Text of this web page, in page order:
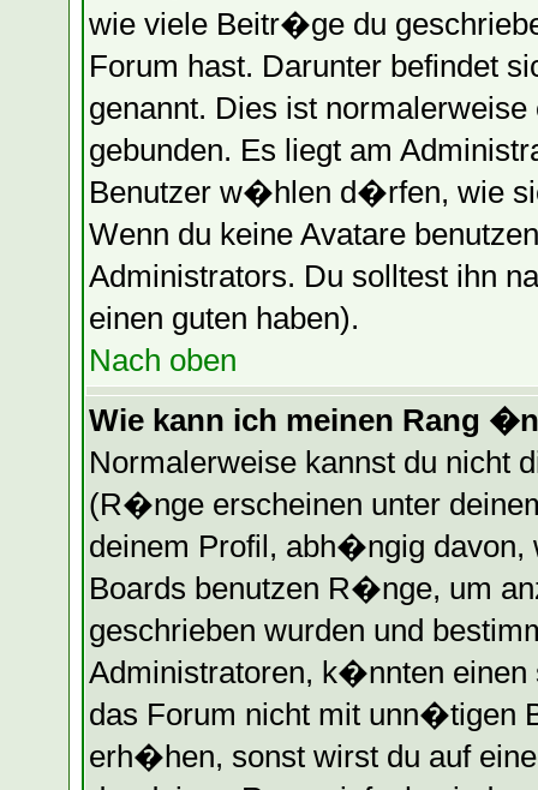
wie viele Beitr�ge du
Forum hast. Darunter befindet
genannt. Dies ist
gebunden. Es liegt am
Benutzer w�hlen d�rfen, wie
Wenn du keine Avatare
Administrators. Du solltest ihn
einen guten haben).
Nach oben
Wie kann ich meinen Rang
Normalerweise kannst du nicht
(R�nge erscheinen unter
deinem Profil, abh�ngig davon,
Boards benutzen R�nge, um
geschrieben wurden und
Administratoren, k�nnten
das Forum nicht mit unn�tigen
erh�hen, sonst wirst du auf